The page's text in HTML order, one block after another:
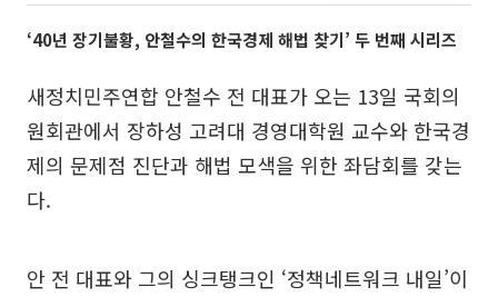
‘40년 장기불황, 안철수의 한국경제 해법 찾기’ 두 번째 시리즈
새정치민주연합 안철수 전 대표가 오는 13일 국회의
원회관에서 장하성 고려대 경영대학원 교수와 한국경
제의 문제점 진단과 해법 모색을 위한 좌담회를 갖는
다.
안 전 대표와 그의 싱크탱크인 ‘정책네트워크 내일’이